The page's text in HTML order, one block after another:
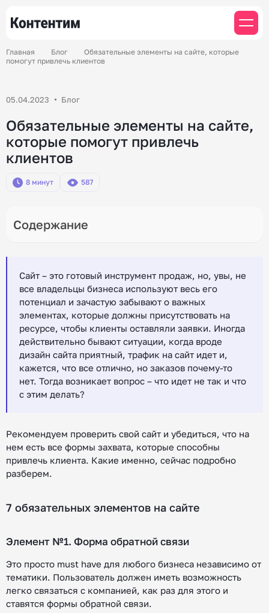
Главная Блог
Обязательные элементы на сайте, которые
помогут привлечь клиентов
05.04.2023 Блог
Обязательные элементы на сайте,
которые помогут привлечь
клиентов
8 минут 587
Сайт – это готовый инструмент продаж, но, увы, не
все владельцы бизнеса используют весь его
потенциал и зачастую забывают о важных
элементах, которые должны присутствовать на
ресурсе, чтобы клиенты оставляли заявки. Иногда
действительно бывают ситуации, когда вроде
дизайн сайта приятный, трафик на сайт идет и,
кажется, что все отлично, но заказов почему-то
нет. Тогда возникает вопрос – что идет не так и что
с этим делать?
Рекомендуем проверить свой сайт и убедиться, что на
нем есть все формы захвата, которые способны
привлечь клиента. Какие именно, сейчас подробно
разберем.
7 обязательных элементов на сайте
Элемент №1. Форма обратной связи
Это просто must have для любого бизнеса независимо от
тематики. Пользователь должен иметь возможность
легко связаться с компанией, как раз для этого и
ставятся формы обратной связи.